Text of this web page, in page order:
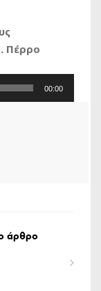
Πέρρο
00:00
άρθρο